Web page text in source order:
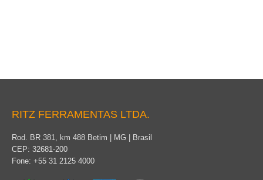
RITZ FERRAMENTAS LTDA.
Rod. BR 381, km 488 Betim | MG | Brasil
CEP: 32681-200
Fone: +55 31 2125 4000